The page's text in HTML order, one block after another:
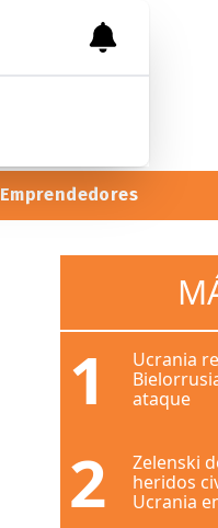
Emprendedores
1
Ucrania
ataque
2
Zelenski
heridos
Ucrania